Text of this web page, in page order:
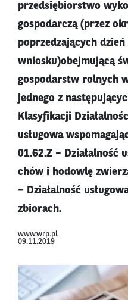
przedsiębiorstwo
gospodarczą (przez
poprzedzających dzień
wniosku)obejmującą
gospodarstw rolnych
jednego z
Klasyfikacji
usługowa
01.62.Z – Działalność
chów i hodowlę
– Działalność
zbiorach.
www.wrp.pl
09.11.2019